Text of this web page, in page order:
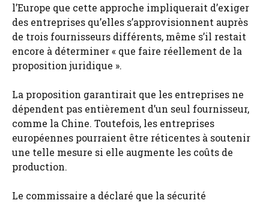
l’Europe que cette approche impliquerait d’exiger
des entreprises qu’elles s’approvisionnent auprès
de trois fournisseurs différents, même s’il restait
encore à déterminer « que faire réellement de la
proposition juridique ».
La proposition garantirait que les entreprises ne
dépendent pas entièrement d’un seul fournisseur,
comme la Chine. Toutefois, les entreprises
européennes pourraient être réticentes à soutenir
une telle mesure si elle augmente les coûts de
production.
Le commissaire a déclaré que la sécurité